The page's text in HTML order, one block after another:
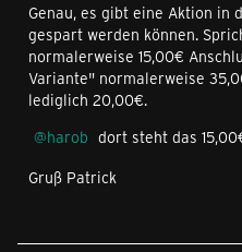
Genau, es gibt eine Aktion in
gespart werden können.
normalerweise 15,00€
Variante" normalerweise
lediglich 20,00€.
harob dort steht das
Gruß Patrick